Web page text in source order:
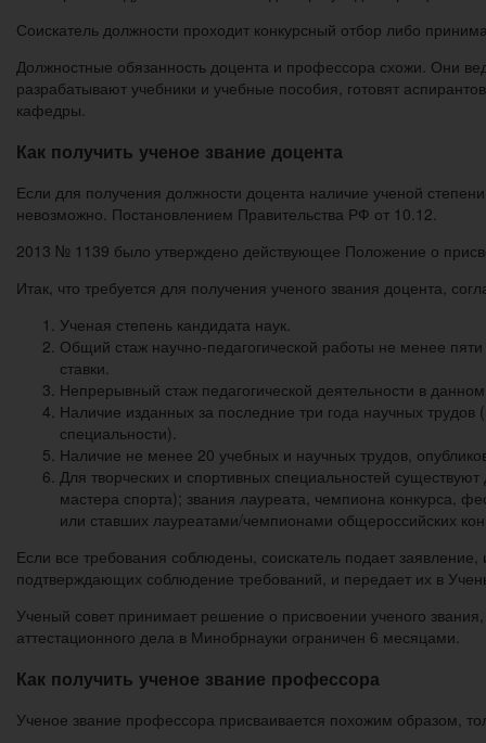
Соискатель должности проходит конкурсный отбор либо
Должностные обязанность доцента и профессора схожи. Они
разрабатывают учебники и учебные пособия, готовят
кафедры.
Как получить ученое звание доцента
Если для получения должности доцента наличие ученой
невозможно. Постановлением Правительства РФ от 10.12.
2013 № 1139 было утверждено действующее Положение о
Итак, что требуется для получения ученого звания доцента,
Ученая степень кандидата наук.
Общий стаж научно-педагогической работы не менее
ставки.
Непрерывный стаж педагогической деятельности в
Наличие изданных за последние три года научных
специальности).
Наличие не менее 20 учебных и научных трудов,
Для творческих и спортивных специальностей
мастера спорта); звания лауреата, чемпиона конкурса,
или ставших лауреатами/чемпионами общероссийских
Если все требования соблюдены, соискатель подает
подтверждающих соблюдение требований, и передает их в
Ученый совет принимает решение о присвоении ученого
аттестационного дела в Минобрнауки ограничен 6 месяцами.
Как получить ученое звание профессора
Ученое звание профессора присваивается похожим образом,